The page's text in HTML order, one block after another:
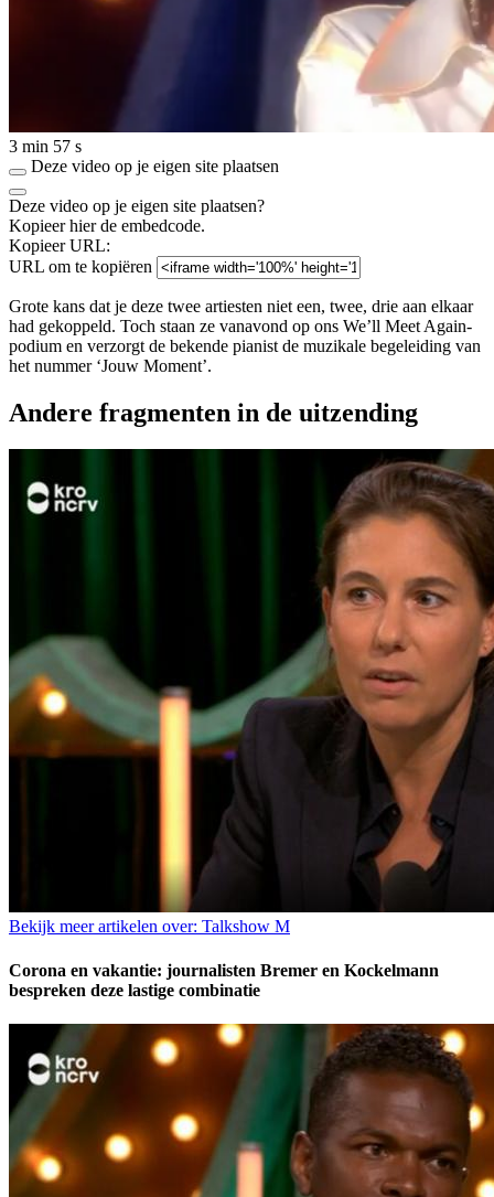
3 min 57 s
Deze video op je eigen site plaatsen
Deze video op je eigen site plaatsen?
Kopieer hier de embedcode.
Kopieer URL:
URL om te kopiëren
Grote kans dat je deze twee artiesten niet een, twee, drie aan elkaar
had gekoppeld. Toch staan ze vanavond op ons We’ll Meet Again-
podium en verzorgt de bekende pianist de muzikale begeleiding van
het nummer ‘Jouw Moment’.
Andere fragmenten in de uitzending
Bekijk meer artikelen over: Talkshow M
Corona en vakantie: journalisten Bremer en Kockelmann
bespreken deze lastige combinatie